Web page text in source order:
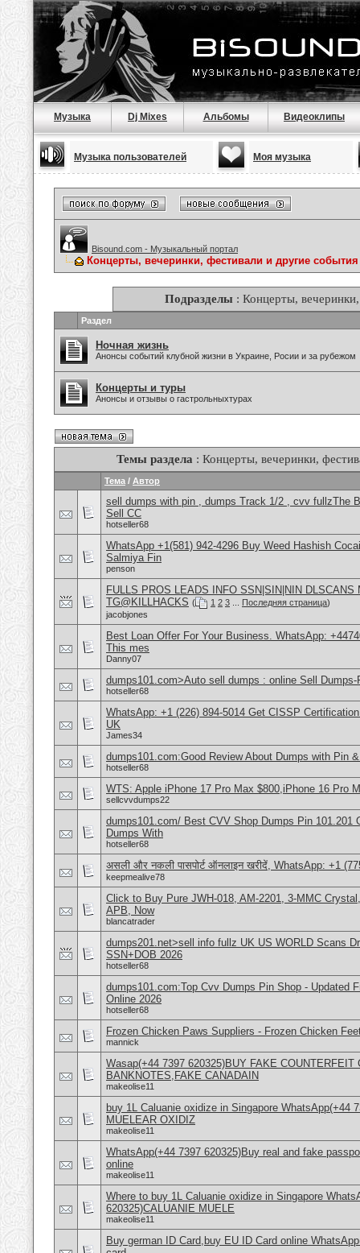
Музыка Dj Mixes Альбомы Видеоклипы
Музыка пользователей Моя музыка
Bisound.com - Музыкальный портал
Концерты, вечеринки, фестивали и другие события
Подразделы: Концерты,
Раздел
Ночная жизнь
Анонсы событий клубной жизни в Украине, Росии и за рубежом
Концерты и туры
Анонсы и отзывы о гастрольныхтурах
Темы раздела : Концерты, вечеринки,
Тема / Автор
sell dumps with pin , dumps Track 1/2 , cvv fullzThe
Sell CC
hotseller68
WhatsApp +1(581) 942-4296 Buy Weed Hashish
Salmiya Fin
penson
FULLS PROS LEADS INFO SSN|SIN|NIN
TG@KILLHACKS ( 1 2 3 Последняя страница)
jacobjones
Best Loan Offer For Your Business. WhatsApp:
This mes
Danny07
dumps101.com>Auto sell dumps : online Sell
hotseller68
WhatsApp: +1 (226) 894-5014​ Get CISSP
UK
James34
dumps101.com:Good Review About Dumps with Pin
hotseller68
WTS: Apple iPhone 17 Pro Max $800,iPhone 16 Pro
sellcvvdumps22
dumps101.com/ Best CVV Shop Dumps Pin 101.201
Dumps With
hotseller68
असली और नकली पासपोर्ट ऑनलाइन खरीदें, WhatsApp: +1
keepmealive78
Click to Buy Pure JWH-018, AM-2201, 3-MMC
APB, Now
blancatrader
dumps201.net>sell info fullz UK US WORLD Scans
SSN+DOB 2026
hotseller68
dumps101.com:Top Cvv Dumps Pin Shop - Updated
Online 2026
hotseller68
Frozen Chicken Paws Suppliers - Frozen Chicken
mannick
Wasap(+44 7397 620325)BUY FAKE COUNTERFEIT
BANKNOTES,FAKE CANADAIN
makeolise11
buy 1L Caluanie oxidize in Singapore WhatsApp(+44
MUELEAR OXIDIZ
makeolise11
WhatsApp(+44 7397 620325)Buy real and fake
online
makeolise11
Where to buy 1L Caluanie oxidize in Singapore
620325)CALUANIE MUELE
makeolise11
Buy german ID Card,buy EU ID Card online